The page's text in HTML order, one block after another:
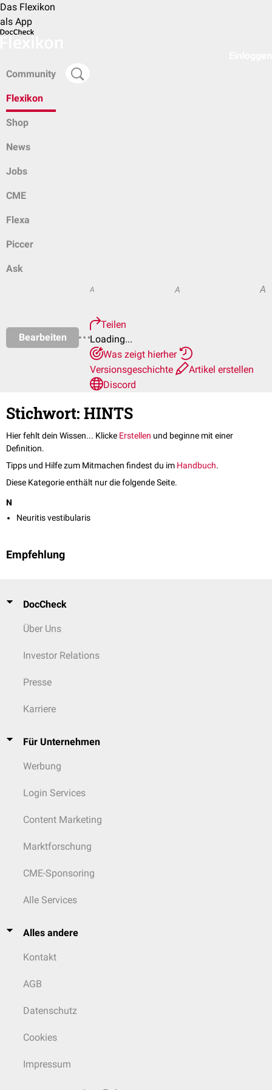
Das Flexikon
als App
Community
Flexikon
Shop
News
Jobs
CME
Flexa
Piccer
Ask
Bearbeiten
A A A
Teilen
Loading...
Was zeigt hierher
Versionsgeschichte
Artikel erstellen
Discord
Stichwort: HINTS
Hier fehlt dein Wissen... Klicke Erstellen und beginne mit einer
Definition.
Tipps und Hilfe zum Mitmachen findest du im Handbuch.
Diese Kategorie enthält nur die folgende Seite.
N
Neuritis vestibularis
Empfehlung
DocCheck
Über Uns
Investor Relations
Presse
Karriere
Für Unternehmen
Werbung
Login Services
Content Marketing
Marktforschung
CME-Sponsoring
Alle Services
Alles andere
Kontakt
AGB
Datenschutz
Cookies
Impressum